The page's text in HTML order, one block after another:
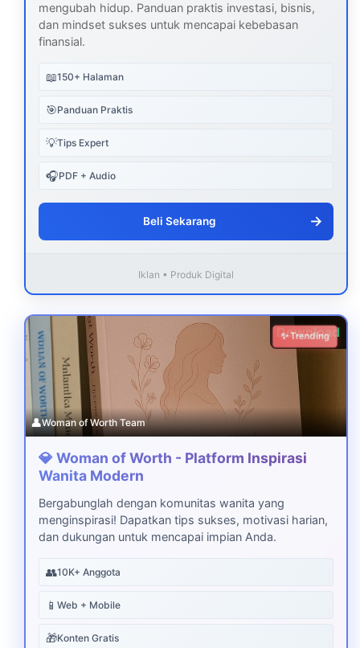
mengubah hidup. Panduan praktis investasi, bisnis,
dan mindset sukses untuk mencapai kebebasan
finansial.
📖150+ Halaman
🎯Panduan Praktis
💡Tips Expert
🎧PDF + Audio
Beli Sekarang →
Iklan • Produk Digital
Download
✨ Trending
👤Woman of Worth Team
💎 Woman of Worth - Platform Inspirasi
Wanita Modern
Bergabunglah dengan komunitas wanita yang
menginspirasi! Dapatkan tips sukses, motivasi harian,
dan dukungan untuk mencapai impian Anda.
👥10K+ Anggota
📱 Web + Mobile
🎁Konten Gratis